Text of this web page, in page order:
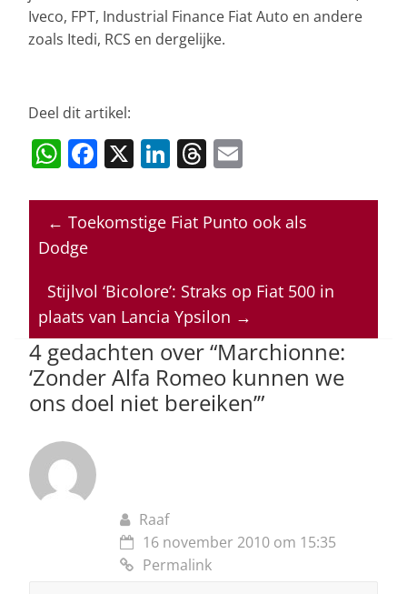
Iveco, FPT, Industrial Finance Fiat Auto en andere
zoals Itedi, RCS en dergelijke.
Deel dit artikel:
W
at
s
A
p
p
F
c
e
o
o
k
X Li
k
e
n
T
re
a
s
ai
l
← Toekomstige Fiat Punto ook als
Dodge
Stijlvol ‘Bicolore’: Straks op Fiat 500 in
plaats van Lancia Ypsilon →
4 gedachten over “Marchionne:
‘Zonder Alfa Romeo kunnen we
ons doel niet bereiken’”
Raaf
16 november 2010 om 15:35
Permalink